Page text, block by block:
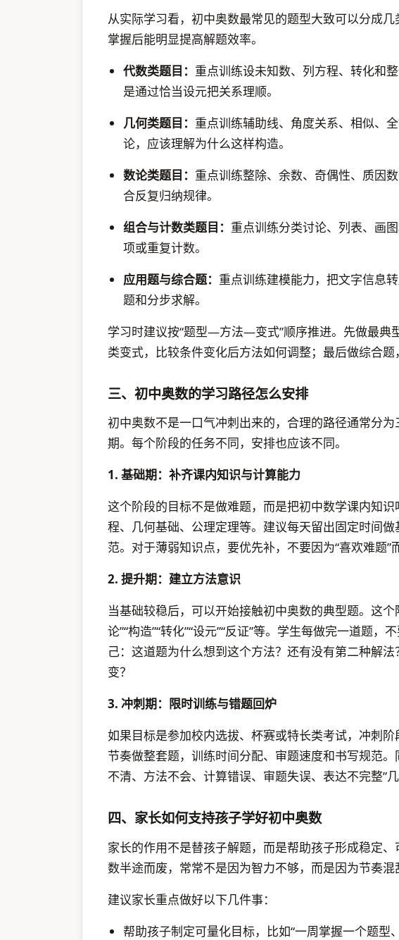
从实际学习看，初中奥数最常见的题型大致可以分成几
掌握后能明显提高解题效率。
代数类题目： 重点训练设未知数、列方程、转化和
是通过恰当设元把关系理顺。
几何类题目： 重点训练辅助线、角度关系、相似、
论，应该理解为什么这样构造。
数论类题目： 重点训练整除、余数、奇偶性、质因
合反复归纳规律。
组合与计数类题目： 重点训练分类讨论、列表、画
项或重复计数。
应用题与综合题： 重点训练建模能力，把文字信息
题和分步求解。
学习时建议按“题型—方法—变式”顺序推进。先做最典
类变式，比较条件变化后方法如何调整；最后做综合题
三、初中奥数的学习路径怎么安排
初中奥数不是一口气冲刺出来的，合理的路径通常分
期。每个阶段的任务不同，安排也应该不同。
1. 基础期：补齐课内知识与计算能力
这个阶段的目标不是做难题，而是把初中数学课内知
程、几何基础、公理定理等。建议每天留出固定时间
范。对于薄弱知识点，要优先补，不要因为“喜欢难题”
2. 提升期：建立方法意识
当基础较稳后，可以开始接触初中奥数的典型题。这
论”“构造”“转化”“设元”“反证”等。学生每做完一道题
己：这道题为什么想到这个方法？还有没有第二种解
变？
3. 冲刺期：限时训练与错题回炉
如果目标是参加校内选拔、杯赛或特长类考试，冲刺
节奏做整套题，训练时间分配、审题速度和书写规范
不清、方法不会、计算错误、审题失误、表达不完整”几
四、家长如何支持孩子学好初中奥数
家长的作用不是替孩子解题，而是帮助孩子形成稳定
数半途而废，常常不是因为智力不够，而是因为节奏混
建议家长重点做好以下几件事：
帮助孩子制定可量化目标，比如“一周掌握一个题型